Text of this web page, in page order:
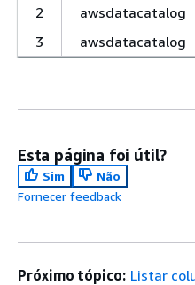
2
awsdatacatalog
3
awsdatacatalog
Esta página foi útil?
Sim
Não
Fornecer feedback
Próximo tópico: Listar